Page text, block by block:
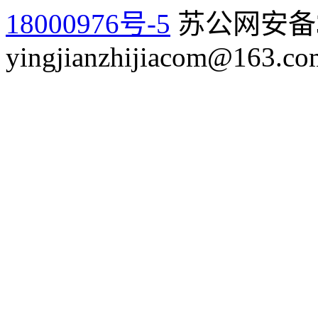
18000976号-5 苏公网安